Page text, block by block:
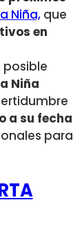
Niña, que
en
Niña
a su fecha
para